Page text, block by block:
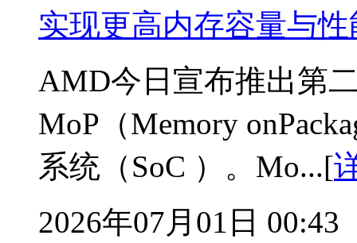
实现更高内存容量与性
AMD今日宣布推出第
MoP（Memory
系统（SoC ）。Mo...[
2026年07月01日 00:43